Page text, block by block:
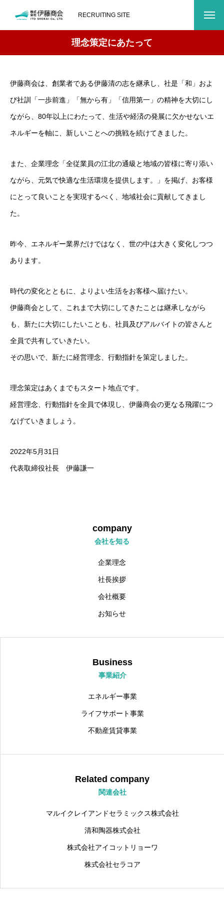
RECRUITING SITE
事業内容
大切にしてほしいこと
理念策定にあたって
伊藤商会は、創業者である伊藤清の志を継承し、社是「和」およ
び社訓「一歩前進」「無から有」「信用第一」の精神を大切にし
ながら、80年以上にわたって、生活や経済の発展に欠かせないエ
ネルギーを軸に、新しいことへの挑戦を続けてきました。
また、企業理念「全従業員の江北の通級と地域の皆様に寄り添い
ながら、元気で快適な生活環境を提供します。」を掲げ、お客様
にとって良いことを実現するべく、地域社会に貢献してきまし
た。
昨今、エネルギー業界だけではなく、世の中は大きく変化しつつ
あります。
時代の変化とともに、よりよい生活をお客様へ届けたい。
伊藤商会として、これまで大切にしてきたことは継承しながら
も、新たに大切にしたいことも、社員及びアルバイトの皆さんと
全員で共有していきたい。
その思いで、新たに経営理念、行動指針を策定しました。
理念策定はあくまでもスタート地点です。
経営理念、行動指針を全員で体現し、伊藤商会の更なる飛躍につ
なげていきましょう。
2022年5月31日
代表取締役社長 伊藤謙一
company
会社を知る
企業理念
社長挨拶
会社概要
お知らせ
Business
事業紹介
エネルギー事業
ライフサポート事業
不動産賃貸事業
Related company
関連会社
マルイクレイアンドセラミックス株式会社
清和陶器株式会社
株式会社アイコットリョーワ
株式会社セラコア